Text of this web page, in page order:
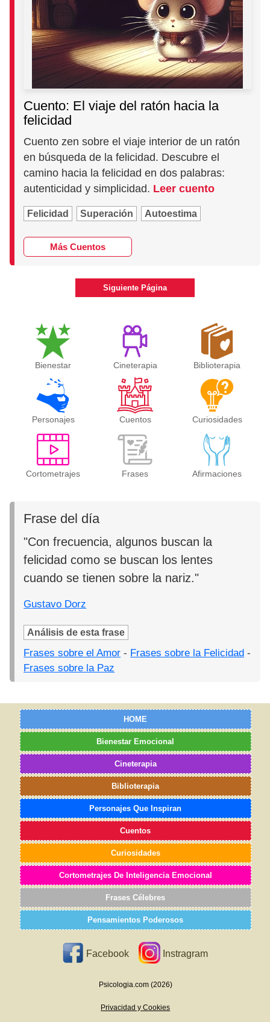
Cuento: El viaje del ratón hacia la
felicidad
Cuento zen sobre el viaje interior de un ratón
en búsqueda de la felicidad. Descubre el
camino hacia la felicidad en dos palabras:
autenticidad y simplicidad. Leer cuento
Felicidad Superación Autoestima
Más Cuentos
Siguiente Página
Bienestar Cineterapia Biblioterapia
Personajes Cuentos Curiosidades
Cortometrajes Frases Afirmaciones
Frase del día
"Con frecuencia, algunos buscan la
felicidad como se buscan los lentes
cuando se tienen sobre la nariz."
Gustavo Dorz
Análisis de esta frase
Frases sobre el Amor - Frases sobre la Felicidad -
Frases sobre la Paz
HOME
Bienestar Emocional
Cineterapia
Biblioterapia
Personajes Que Inspiran
Cuentos
Curiosidades
Cortometrajes De Inteligencia Emocional
Frases Célebres
Pensamientos Poderosos
Facebook Instragram
Psicologia.com (2026)
Privacidad y Cookies